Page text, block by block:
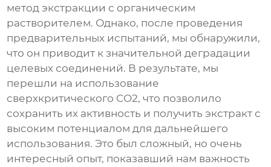
метод экстракции с органическим
растворителем. Однако, после проведения
предварительных испытаний, мы обнаружили,
что он приводит к значительной деградации
целевых соединений. В результате, мы
перешли на использование
сверхкритического CO2, что позволило
сохранить их активность и получить экстракт с
высоким потенциалом для дальнейшего
использования. Это был сложный, но очень
интересный опыт, показавший нам важность